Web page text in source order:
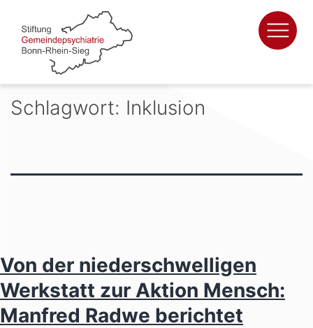
Inhalt
springen
Schlagwort: Inklusion
Von der niederschwelligen
Werkstatt zur Aktion Mensch:
Manfred Radwe berichtet